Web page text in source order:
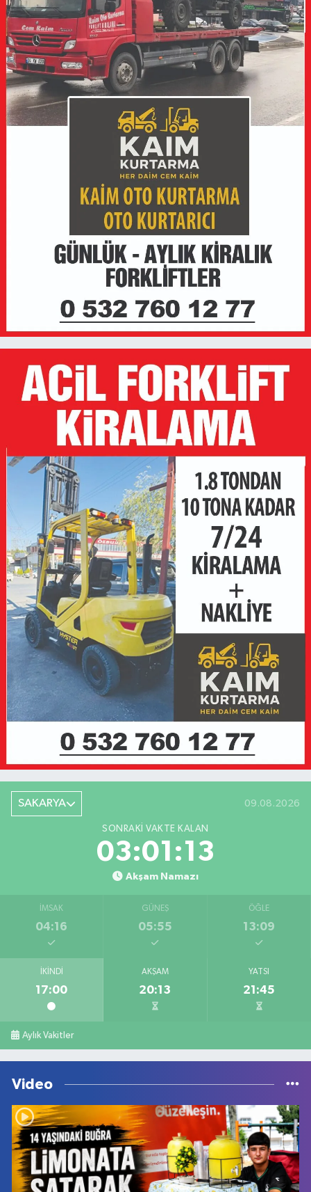
SAKARYA 09.08.2026
SONRAKI VAKTE KALAN
03:01:13
Akşam Namazı
İMSAK
04:16
GÜNEŞ
05:55
ÖĞLE
13:09
İKINDI
17:00
AKŞAM
20:13
YATSI
21:45
Aylık Vakitler
Video